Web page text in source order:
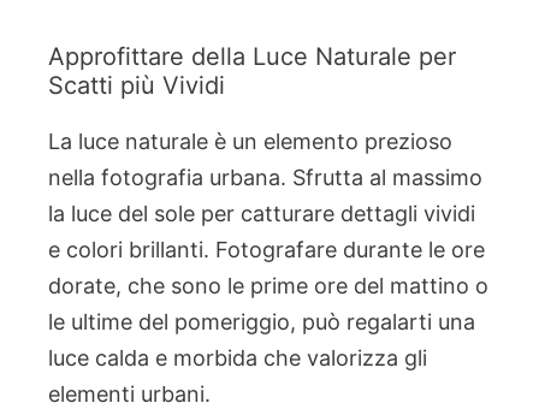
Approfittare della Luce Naturale per
Scatti più Vividi
La luce naturale è un elemento prezioso
nella fotografia urbana. Sfrutta al massimo
la luce del sole per catturare dettagli vividi
e colori brillanti. Fotografare durante le ore
dorate, che sono le prime ore del mattino o
le ultime del pomeriggio, può regalarti una
luce calda e morbida che valorizza gli
elementi urbani.